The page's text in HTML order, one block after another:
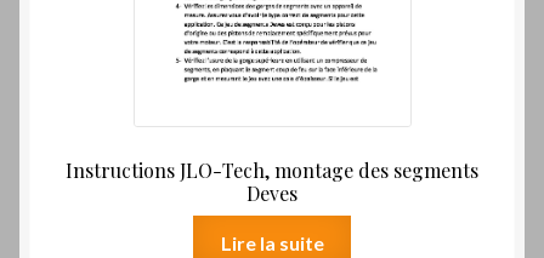
Instructions JLO-Tech, montage des segments
Deves
Lire la suite